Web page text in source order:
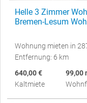
Helle 3 Zimmer
Bremen-Lesum
Wohnung mieten in
Entfernung: 6 km
640,00 €
Kaltmiete
99,00